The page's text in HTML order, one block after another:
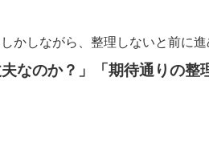
かしながら、整理しないと前に
なのか？」「期待通りの整